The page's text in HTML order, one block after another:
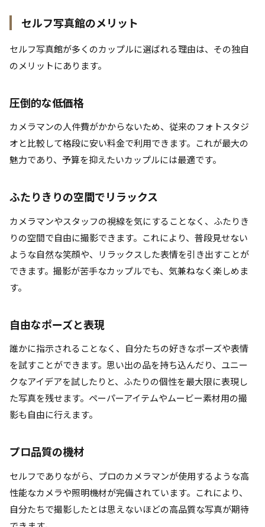
セルフ写真館のメリット
セルフ写真館が多くのカップルに選ばれる理由は、その独自
のメリットにあります。
圧倒的な低価格
カメラマンの人件費がかからないため、従来のフォトスタジ
オと比較して格段に安い料金で利用できます。これが最大の
魅力であり、予算を抑えたいカップルには最適です。
ふたりきりの空間でリラックス
カメラマンやスタッフの視線を気にすることなく、ふたりき
りの空間で自由に撮影できます。これにより、普段見せない
ような自然な笑顔や、リラックスした表情を引き出すことが
できます。撮影が苦手なカップルでも、気兼ねなく楽しめま
す。
自由なポーズと表現
誰かに指示されることなく、自分たちの好きなポーズや表情
を試すことができます。思い出の品を持ち込んだり、ユニー
クなアイデアを試したりと、ふたりの個性を最大限に表現し
た写真を残せます。ペーパーアイテムやムービー素材用の撮
影も自由に行えます。
プロ品質の機材
セルフでありながら、プロのカメラマンが使用するような高
性能なカメラや照明機材が完備されています。これにより、
自分たちで撮影したとは思えないほどの高品質な写真が期待